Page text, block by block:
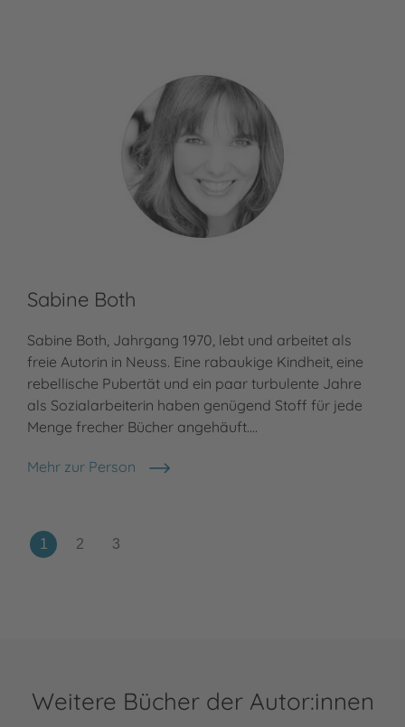
Sabine Both
Sabine Both, Jahrgang 1970, lebt und arbeitet als
freie Autorin in Neuss. Eine rabaukige Kindheit, eine
rebellische Pubertät und ein paar turbulente Jahre
als Sozialarbeiterin haben genügend Stoff für jede
Menge frecher Bücher angehäuft.…
Mehr zur Person
Sabine Both
Weitere Bücher der Autor:innen